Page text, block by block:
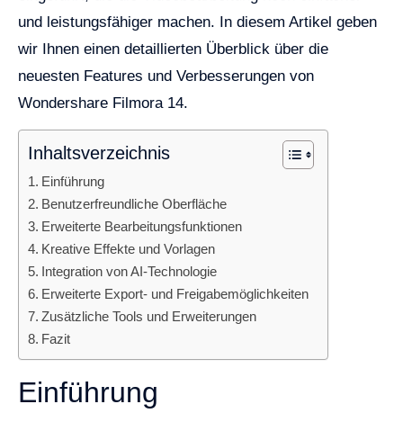
und leistungsfähiger machen. In diesem Artikel geben
wir Ihnen einen detaillierten Überblick über die
neuesten Features und Verbesserungen von
Wondershare Filmora 14.
Inhaltsverzeichnis
Einführung
Benutzerfreundliche Oberfläche
Erweiterte Bearbeitungsfunktionen
Kreative Effekte und Vorlagen
Integration von AI-Technologie
Erweiterte Export- und Freigabemöglichkeiten
Zusätzliche Tools und Erweiterungen
Fazit
Einführung